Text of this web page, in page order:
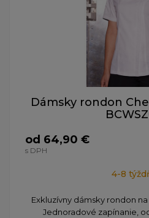
Dámsky rondon
od 64,90 €
s DPH
4-8
Exkluzívny dámsky rondon
Jednoradové zapínanie,